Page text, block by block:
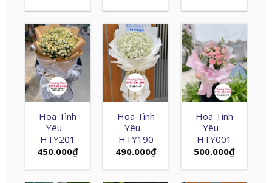
Hoa Tình
Yêu –
HTY201
450.000₫
Hoa Tình
Yêu –
HTY190
490.000₫
Hoa Tình
Yêu –
HTY001
500.000₫